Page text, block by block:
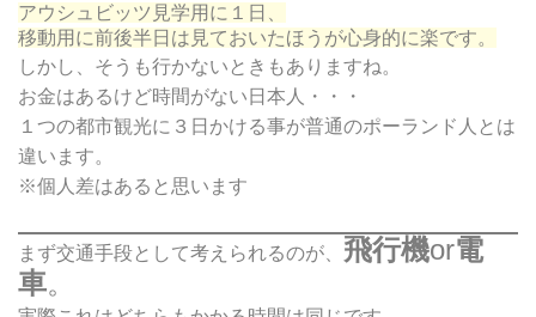
アウシュビッツ見学用に１日、
移動用に前後半日は見ておいたほうが心身的に楽です。
しかし、そうも行かないときもありますね。
お金はあるけど時間がない日本人・・・
１つの都市観光に３日かける事が普通のポーランド人とは
違います。
※個人差はあると思います
まず交通手段として考えられるのが、 飛行機or電
車。